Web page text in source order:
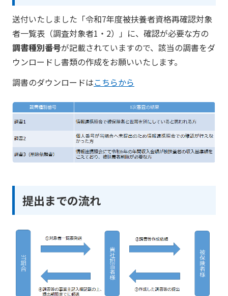
送付いたしました「令和7年度被扶養者資格再確認対象
者一覧表（調査対象者1・2）」に、確認が必要な方の
調書種別番号が記載されていますので、該当の調書をダ
ウンロードし書類の作成をお願いいたします。
調書のダウンロードはこちらから
提出までの流れ